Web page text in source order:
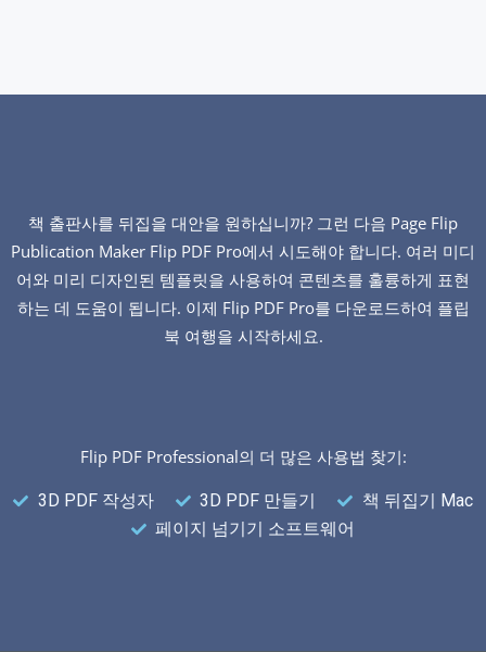
책 출판사를 뒤집을 대안을 원하십니까? 그런 다음 Page Flip
Publication Maker Flip PDF Pro에서 시도해야 합니다. 여러 미디
어와 미리 디자인된 템플릿을 사용하여 콘텐츠를 훌륭하게 표현
하는 데 도움이 됩니다. 이제 Flip PDF Pro를 다운로드하여 플립
북 여행을 시작하세요.
Flip PDF Professional의 더 많은 사용법 찾기:
3D PDF 작성자 3D PDF 만들기
책 뒤집기 Mac
페이지 넘기기 소프트웨어